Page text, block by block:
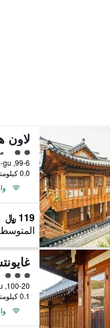
لاون
تقييم
99-6, Hanji-gil, Wansan-gu, جيونجو, كوريا الجنوبية
0.0 كيلومتر عن وسط المدينة
119 ﷼
المتوسط
تقييم
0.1 كيلومتر عن وسط المدينة